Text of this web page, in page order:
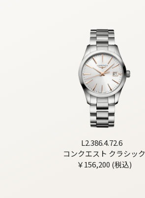
L2.386.4.72.6
コンクエスト クラシック
￥156,200 (税込)